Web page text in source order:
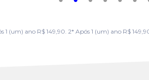
1 (um) ano R$ 149,90. 2* Após 1 (um) ano R$